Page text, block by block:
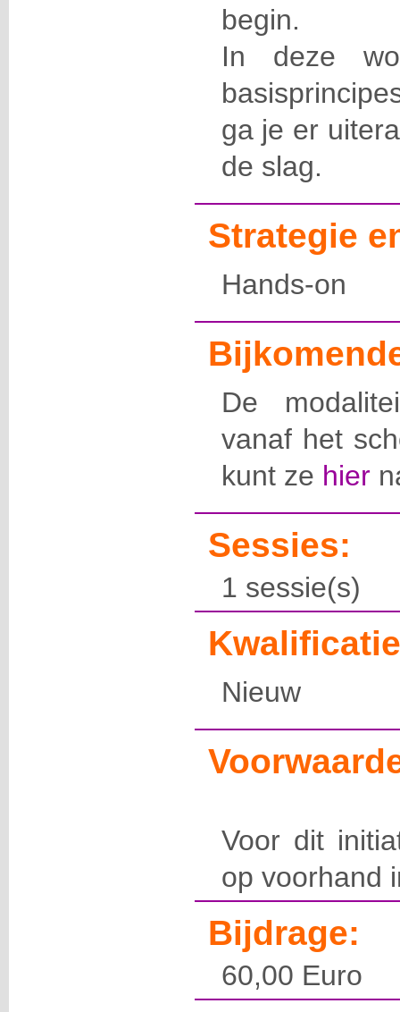
begin.
In deze
ga je er
de slag.
Strategie
Hands-on
De
vanaf het
kunt ze hier
Sessies:
1 sessie(s)
Nieuw
Voor dit
op voorhand
Bijdrage:
60,00 Euro